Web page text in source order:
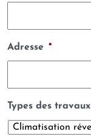
Adresse *
Types des travaux